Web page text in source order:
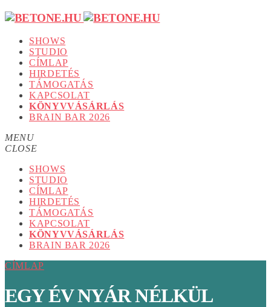
SHOWS
STUDIO
CÍMLAP
HIRDETÉS
TÁMOGATÁS
KAPCSOLAT
KÖNYVVÁSÁRLÁS
BRAIN BAR 2026
MENU
CLOSE
SHOWS
STUDIO
CÍMLAP
HIRDETÉS
TÁMOGATÁS
KAPCSOLAT
KÖNYVVÁSÁRLÁS
BRAIN BAR 2026
CÍMLAP
EGY ÉV NYÁR NÉLKÜL